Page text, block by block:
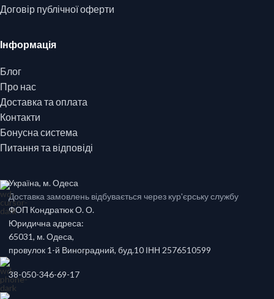
Договір публічної оферти
Інформація
Блог
Про нас
Доставка та оплата
Контакти
Бонусна система
Питання та відповіді
Україна, м. Одеса
Доставка замовлень відбувається через кур'єрську службу
ФОП Кондратюк О. О.
Юридична адреса:
65031, м. Одеса,
провулок 1-й Виноградний, буд.10 ІНН 2576510599
38-050-346-69-17